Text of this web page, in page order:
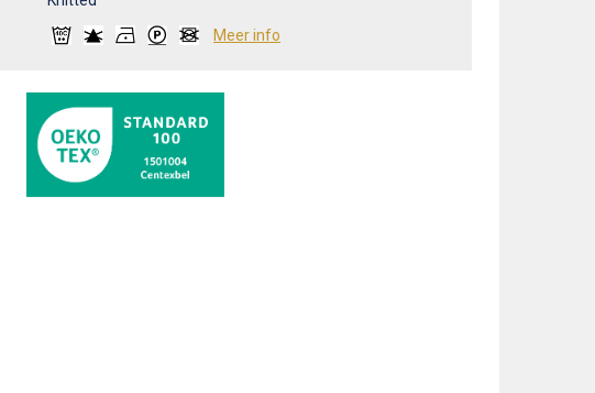
Meer info